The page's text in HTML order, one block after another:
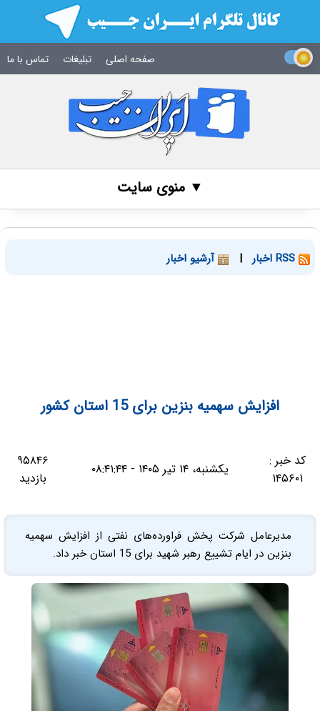
صفحه اصلی تبلیغات تماس با ما
▼ منوی سایت
| آرشیو اخبار
افزایش سهمیه بنزین برای 15 استان کشور
کد خبر :
۱۴۵۶۰۱
یکشنبه، ۱۴ تیر ۱۴۰۵ - ۰۸:۴۱:۴۴
۹۵۸۴۶
بازدید
مدیرعامل شرکت پخش فراورده‌های نفتی از افزایش سهمیه
بنزین در ایام تشییع رهبر شهید برای 15 استان خبر داد.